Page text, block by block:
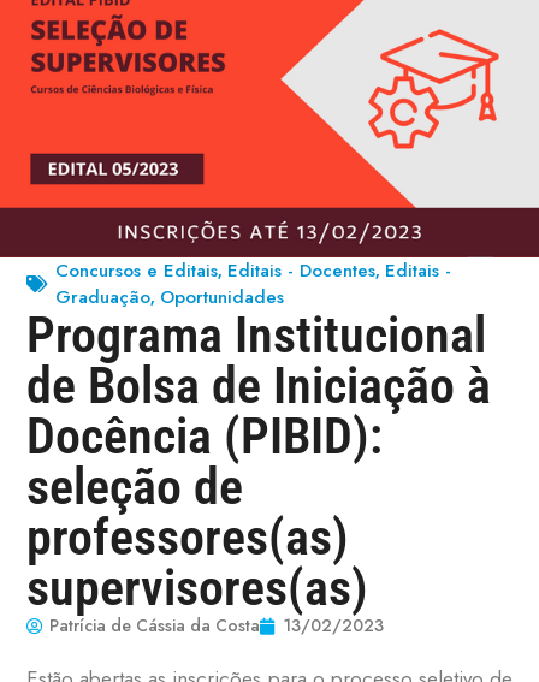
Concursos e Editais, Editais - Docentes, Editais -
Graduação, Oportunidades
Programa Institucional
de Bolsa de Iniciação à
Docência (PIBID):
seleção de
professores(as)
supervisores(as)
Patrícia de Cássia da Costa 13/02/2023